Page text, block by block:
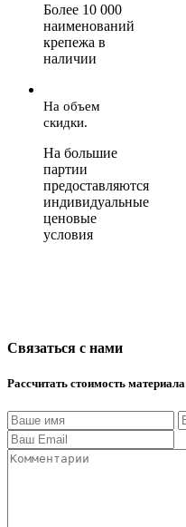
Более 10 000
наименований
крепежа в
наличии
На объем
скидки.
На большие
партии
предоставляются
индивидуальные
ценовые
условия
Связаться с нами
Рассчитать стоимость материала